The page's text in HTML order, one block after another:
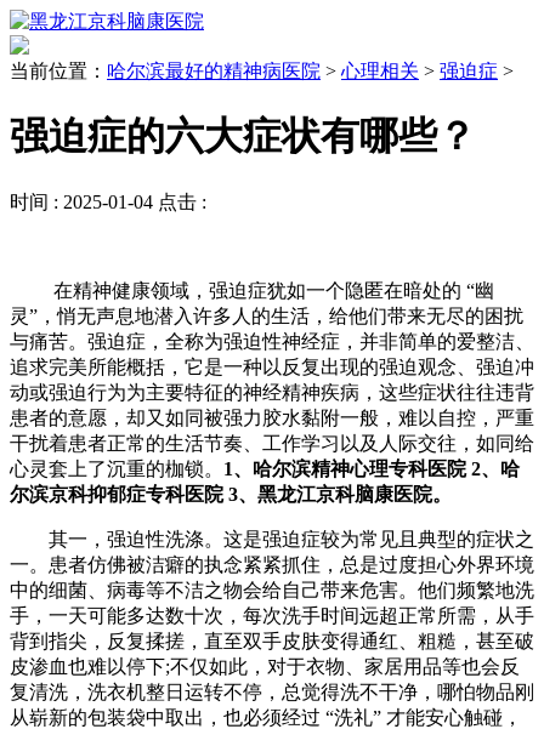
当前位置： 哈尔滨最好的精神病医院 > 心理相关 > 强迫症 >
强迫症的六大症状有哪些？
时间 : 2025-01-04 点击 :
在精神健康领域，强迫症犹如一个隐匿在暗处的 “幽
灵”，悄无声息地潜入许多人的生活，给他们带来无尽的困扰
与痛苦。强迫症，全称为强迫性神经症，并非简单的爱整洁、
追求完美所能概括，它是一种以反复出现的强迫观念、强迫冲
动或强迫行为为主要特征的神经精神疾病，这些症状往往违背
患者的意愿，却又如同被强力胶水黏附一般，难以自控，严重
干扰着患者正常的生活节奏、工作学习以及人际交往，如同给
心灵套上了沉重的枷锁。 1、哈尔滨精神心理专科医院 2、哈
尔滨京科抑郁症专科医院 3、黑龙江京科脑康医院。
其一，强迫性洗涤。这是强迫症较为常见且典型的症状之
一。患者仿佛被洁癖的执念紧紧抓住，总是过度担心外界环境
中的细菌、病毒等不洁之物会给自己带来危害。他们频繁地洗
手，一天可能多达数十次，每次洗手时间远超正常所需，从手
背到指尖，反复揉搓，直至双手皮肤变得通红、粗糙，甚至破
皮渗血也难以停下;不仅如此，对于衣物、家居用品等也会反
复清洗，洗衣机整日运转不停，总觉得洗不干净，哪怕物品刚
从崭新的包装袋中取出，也必须经过 “洗礼” 才能安心触碰，